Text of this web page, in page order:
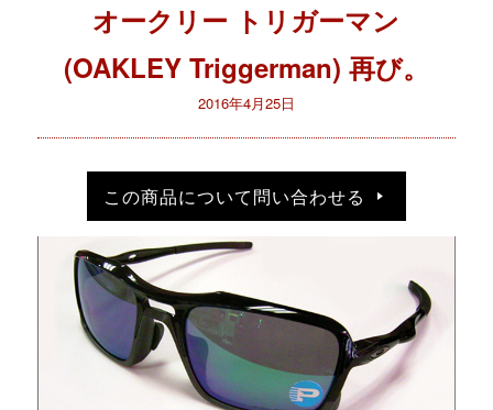
オークリー トリガーマン
(OAKLEY Triggerman) 再び。
2016年4月25日
この商品について問い合わせる